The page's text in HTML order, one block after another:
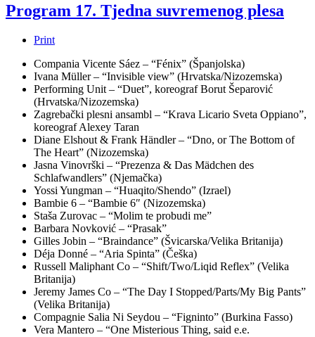
Program 17. Tjedna suvremenog plesa
Print
Compania Vicente Sáez – “Fénix” (Španjolska)
Ivana Müller – “Invisible view” (Hrvatska/Nizozemska)
Performing Unit – “Duet”, koreograf Borut Šeparović
(Hrvatska/Nizozemska)
Zagrebački plesni ansambl – “Krava Licario Sveta Oppiano”,
koreograf Alexey Taran
Diane Elshout & Frank Händler – “Dno, or The Bottom of
The Heart” (Nizozemska)
Jasna Vinovrški – “Prezenza & Das Mädchen des
Schlafwandlers” (Njemačka)
Yossi Yungman – “Huaqito/Shendo” (Izrael)
Bambie 6 – “Bambie 6″ (Nizozemska)
Staša Zurovac – “Molim te probudi me”
Barbara Novković – “Prasak”
Gilles Jobin – “Braindance” (Švicarska/Velika Britanija)
Déja Donné – “Aria Spinta” (Češka)
Russell Maliphant Co – “Shift/Two/Liqid Reflex” (Velika
Britanija)
Jeremy James Co – “The Day I Stopped/Parts/My Big Pants”
(Velika Britanija)
Compagnie Salia Ni Seydou – “Figninto” (Burkina Fasso)
Vera Mantero – “One Misterious Thing, said e.e.